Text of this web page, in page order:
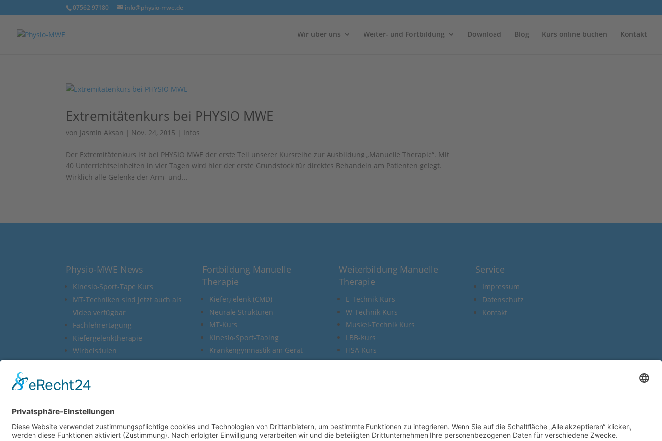
07562 97180 info@physio-mwe.de
Wir über uns Weiter- und Fortbildung Download Blog Kurs online buchen Kontakt
Extremitätenkurs bei PHYSIO MWE
von Jasmin Aksan | Nov. 24, 2015 | Infos
Der Extremitätenkurs ist bei PHYSIO MWE der erste Teil unserer Kursreihe zur Ausbildung „Manuelle Therapie“. Mit
40 Unterrichtseinheiten in vier Tagen wird hier der erste Grundstock für direktes Behandeln am Patienten gelegt.
Wirklich alle Gelenke der Arm- und...
Physio-MWE News
Kinesio-Sport-Tape Kurs
MT-Techniken sind jetzt auch als
Video verfügbar
Fachlehrertagung
Kiefergelenktherapie
Wirbelsäulen
Fortbildung Manuelle
Therapie
Kiefergelenk (CMD)
Neurale Strukturen
MT-Kurs
Kinesio-Sport-Taping
Krankengymnastik am Gerät
Weiterbildung Manuelle
Therapie
E-Technik Kurs
W-Technik Kurs
Muskel-Technik Kurs
LBB-Kurs
HSA-Kurs
Prüfungsvorbereitungskurs
Service
Impressum
Datenschutz
Kontakt